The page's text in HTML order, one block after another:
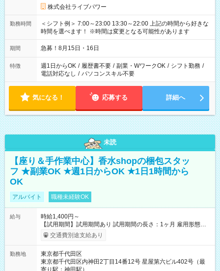
株式会社ライブパワー
勤務時間
＜シフト例＞ 7:00～23:00 13:30～22:00 上記の時間から好きな
時間を選べます！ ※時間は変更となる可能性があります
期間 急募！8月15日・16日
特徴 週1日からOK / 履歴書不要 / 副業・WワークOK / シフト勤務 /
電話対応なし / パソコンスキル不要
気になる！ 応募する 詳細へ
未読
【座り＆手作業中心】香水shopの梱包スタッ
フ ★副業OK ★週1日からOK ★1日1時間から
OK
アルバイト 職種未経験OK
給与
時給1,400円～
【試用期間】試用期間あり 試用期間の長さ：1ヶ月 雇用形態、
給与は本採用時と同じです。
交通費別途支給あり
勤務地
東京都千代田区
東京都千代田区内神田2丁目14番12号 星屋第六ビル402号（最
寄り駅：神田駅）